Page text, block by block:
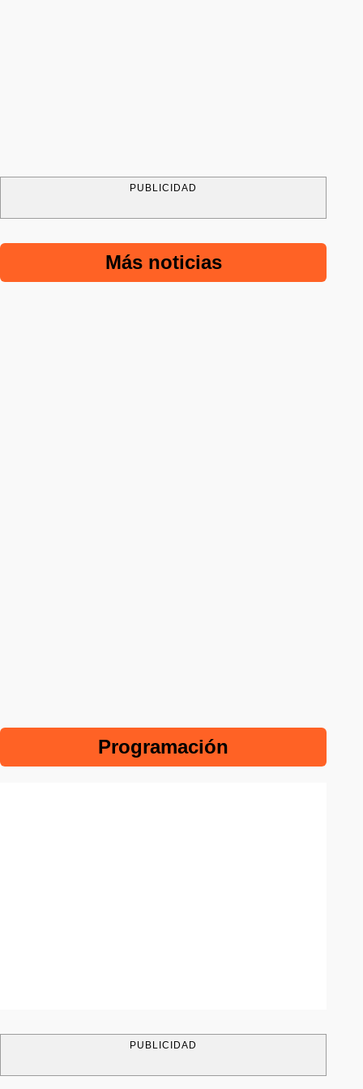
PUBLICIDAD
Más noticias
Programación
PUBLICIDAD